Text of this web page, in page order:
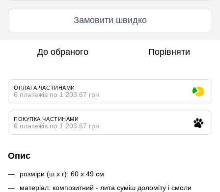
Замовити швидко
До обраного Порівняти
ОПЛАТА ЧАСТИНАМИ
6 платежів по 1 203.67 грн
ПОКУПКА ЧАСТИНАМИ
6 платежів по 1 203.67 грн
Опис
розміри (ш x г): 60 x 49 см
матеріал: композитний - лита суміш доломіту і смоли